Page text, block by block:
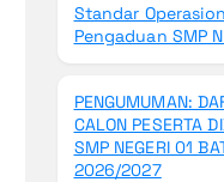
Standar
Pengaduan SMP
PENGUMUMAN:
CALON PESERTA
SMP NEGERI 01
2026/2027